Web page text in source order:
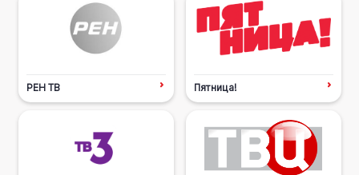
РЕН ТВ Пятница!